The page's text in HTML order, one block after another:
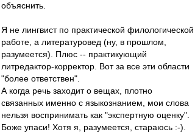
объяснить.
Я не лингвист по практической филологической
работе, а литературовед (ну, в прошлом,
разумеется). Плюс -- практикующий
литредактор-корректор. Вот за все эти области
"более ответствен".
А когда речь заходит о вещах, плотно
связанных именно с языкознанием, мои слова
нельзя воспринимать как "экспертную оценку".
Боже упаси! Хотя я, разумеется, стараюсь :-).